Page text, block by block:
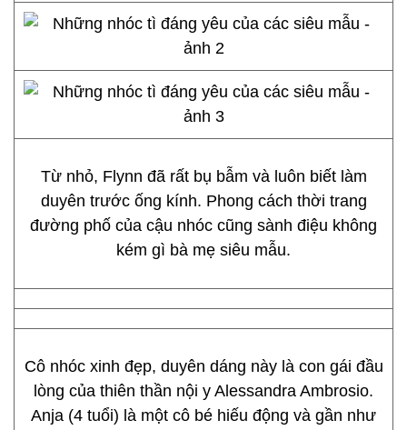
Từ nhỏ, Flynn đã rất bụ bẫm và luôn biết làm
duyên trước ống kính. Phong cách thời trang
đường phố của cậu nhóc cũng sành điệu không
kém gì bà mẹ siêu mẫu.
Cô nhóc xinh đẹp, duyên dáng này là con gái đầu
lòng của thiên thần nội y Alessandra Ambrosio.
Anja (4 tuổi) là một cô bé hiếu động và gần như